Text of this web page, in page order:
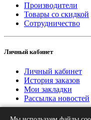
Производители
Товары со скидкой
Сотрудничество
Личный кабинет
Личный кабинет
История заказов
Мои закладки
Рассылка новостей